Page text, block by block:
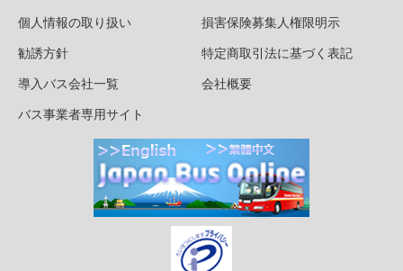
個人情報の取り扱い
損害保険募集人権限明示
勧誘方針
特定商取引法に基づく表記
導入バス会社一覧
会社概要
バス事業者専用サイト